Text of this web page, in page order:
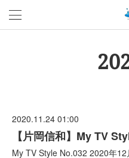
2020.11.24 01:00
【片岡信和】My TV
My TV Style No.032 2020年